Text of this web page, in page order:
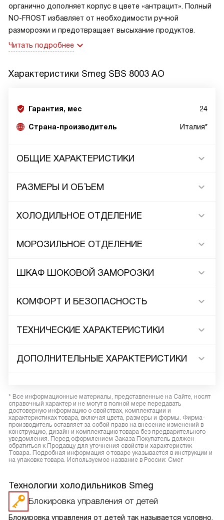
органично дополняет корпус в цвете «антрацит». Полный
NO-FROST избавляет от необходимости ручной
разморозки и предотвращает высыхание продуктов.
Читать подробнее
Характеристики Smeg SBS 8003 AO
Гарантия, мес 24
Страна-производитель Италия*
ОБЩИЕ ХАРАКТЕРИСТИКИ
РАЗМЕРЫ И ОБЪЕМ
ХОЛОДИЛЬНОЕ ОТДЕЛЕНИЕ
МОРОЗИЛЬНОЕ ОТДЕЛЕНИЕ
ШКАФ ШОКОВОЙ ЗАМОРОЗКИ
КОМФОРТ И БЕЗОПАСНОСТЬ
ТЕХНИЧЕСКИЕ ХАРАКТЕРИСТИКИ
ДОПОЛНИТЕЛЬНЫЕ ХАРАКТЕРИСТИКИ
* Все информационные материалы, представленные на Сайте, носят
справочный характер и не могут в полной мере передавать
достоверную информацию о свойствах, комплектации и
характеристиках товара, включая цвета, размеры и формы. Фирма-
производитель оставляет за собой право на внесение изменений в
конструкцию, дизайн и комплектацию товара без предварительного
уведомления. Перед оформлением Заказа Покупатель должен
обратиться к Продавцу для уточнения свойств и характеристик
Товара. Подробная информация о товаре указывается в инструкции и
на упаковке товара. Используемое название в России: Смег
Технологии холодильников Smeg
Блокировка управления от детей
Блокировка управления от детей так называется условно.